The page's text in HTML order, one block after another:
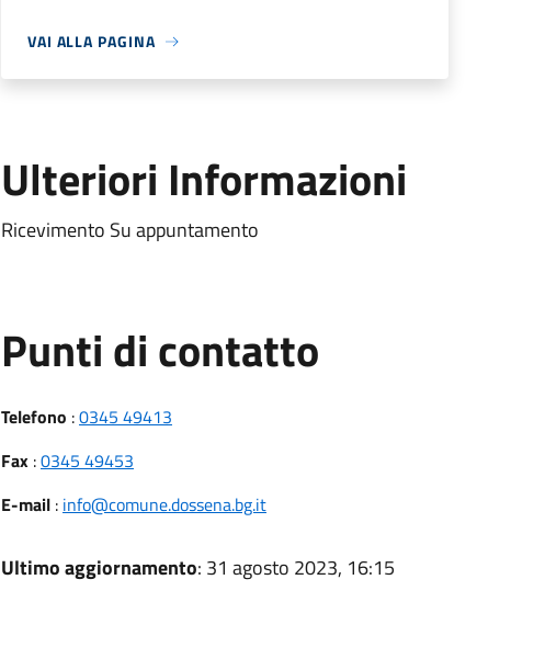
VAI ALLA PAGINA
Ulteriori Informazioni
Ricevimento Su appuntamento
Punti di contatto
Telefono :0345 49413
Fax:0345 49453
E-mail: info@comune.dossena.bg.it
Ultimo aggiornamento: 31 agosto 2023, 16:15